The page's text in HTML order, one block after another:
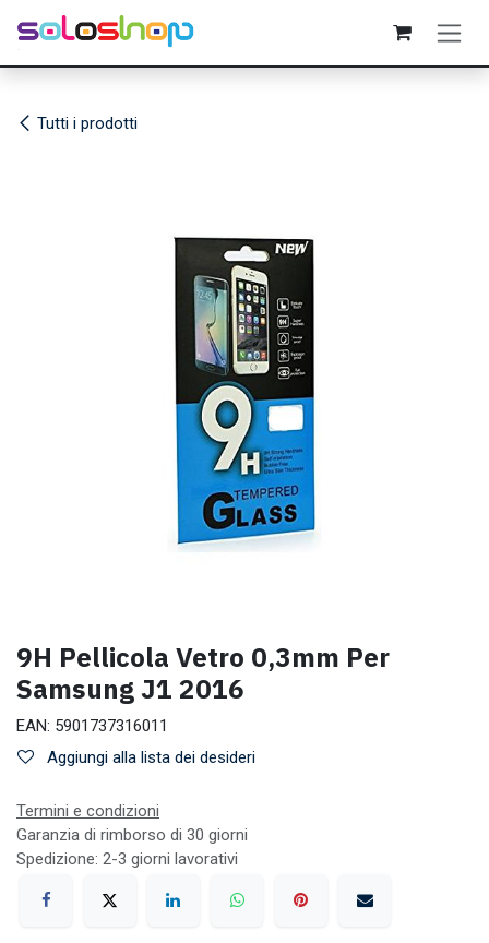
Passa al contenuto
Tutti i prodotti
9H Pellicola Vetro 0,3mm Per
Samsung J1 2016
EAN: 5901737316011
Aggiungi alla lista dei desideri
Termini e condizioni
Garanzia di rimborso di 30 giorni
Spedizione: 2-3 giorni lavorativi